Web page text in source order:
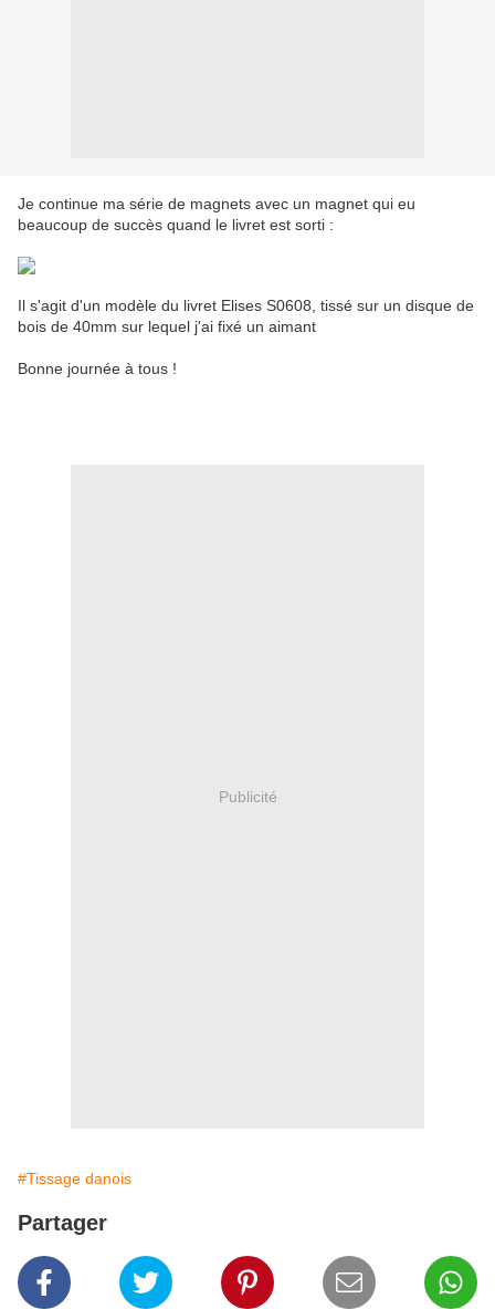
Je continue ma série de magnets avec un magnet qui eu
beaucoup de succès quand le livret est sorti :
Il s'agit d'un modèle du livret Elises S0608, tissé sur un disque de
bois de 40mm sur lequel j'ai fixé un aimant
Bonne journée à tous !
Publicité
#Tissage danois
Partager